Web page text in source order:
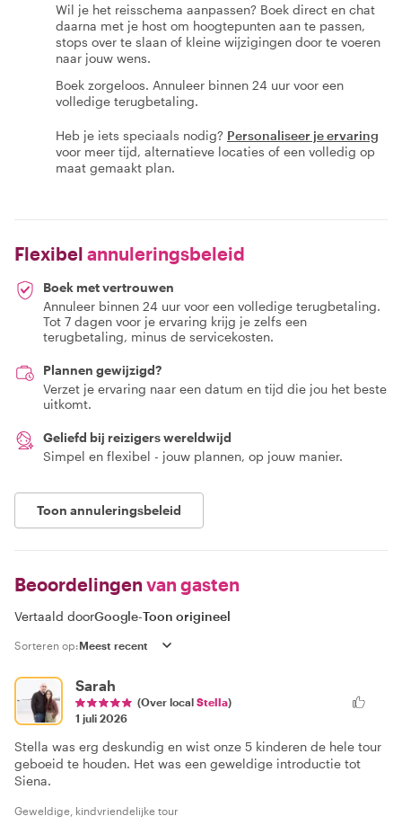
Wil je het reisschema aanpassen? Boek direct en chat
daarna met je host om hoogtepunten aan te passen,
stops over te slaan of kleine wijzigingen door te voeren
naar jouw wens.
Boek zorgeloos. Annuleer binnen 24 uur voor een
volledige terugbetaling.
Heb je iets speciaals nodig? Personaliseer je ervaring
voor meer tijd, alternatieve locaties of een volledig op
maat gemaakt plan.
Flexibel annuleringsbeleid
Boek met vertrouwen
Annuleer binnen 24 uur voor een volledige terugbetaling.
Tot 7 dagen voor je ervaring krijg je zelfs een
terugbetaling, minus de servicekosten.
Plannen gewijzigd?
Verzet je ervaring naar een datum en tijd die jou het beste
uitkomt.
Geliefd bij reizigers wereldwijd
Simpel en flexibel - jouw plannen, op jouw manier.
Toon annuleringsbeleid
Beoordelingen van gasten
Vertaald doorGoogle-Toon origineel
Sorteren op:
Sarah
(Over local Stella)
1 juli 2026
Stella was erg deskundig en wist onze 5 kinderen de hele tour
geboeid te houden. Het was een geweldige introductie tot
Siena.
Geweldige, kindvriendelijke tour